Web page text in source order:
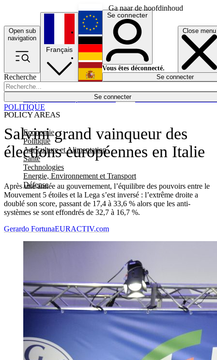
Ga naar de hoofdinhoud
Open sub
navigation
Close menu
Recherche
Se connecter
POLICY AREAS
Economie
Politique
Agriculture et Alimentation
Santé
Technologies
Energie, Environnement et Transport
Défense
Économie
Français
English
Deutsch
Español
Se connecter
Vous êtes déconnecté.
Se connecter
Salvini grand vainqueur des
élections européennes en Italie
Après une année au gouvernement, l’équilibre des pouvoirs entre le
Mouvement 5 étoiles et la Lega s’est inversé : l’extrême droite a
doublé son score, passant de 17,4 à 33,6 % alors que les anti-
systèmes se sont effondrés de 32,7 à 16,7 %.
POLITIQUE
Gerardo FortunaEURACTIV.com